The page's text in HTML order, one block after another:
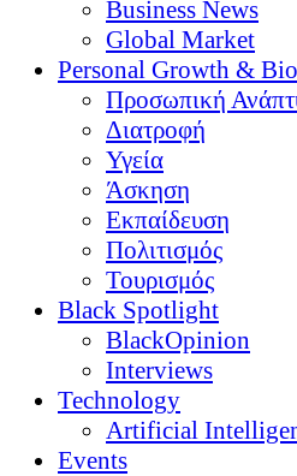
Business News
Global Market
Personal Growth &
Προσωπική
Διατροφή
Υγεία
Άσκηση
Εκπαίδευση
Πολιτισμός
Τουρισμός
Black Spotlight
BlackOpinion
Interviews
Technology
Artificial
Events